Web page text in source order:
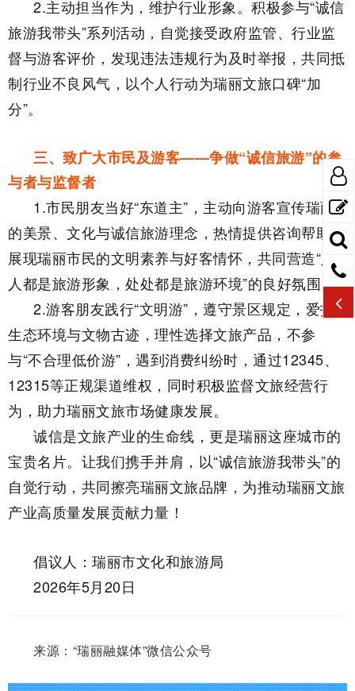
2.主动担当作为，维护行业形象。积极参与“诚信
旅游我带头”系列活动，自觉接受政府监管、行业监
督与游客评价，发现违法违规行为及时举报，共同抵
制行业不良风气，以个人行动为瑞丽文旅口碑“加
分”。
三、致广大市民及游客——争做“诚信旅游”的参
与者与监督者
1.市民朋友当好“东道主”，主动向游客宣传瑞丽
的美景、文化与诚信旅游理念，热情提供咨询帮助，
展现瑞丽市民的文明素养与好客情怀，共同营造“人
人都是旅游形象，处处都是旅游环境”的良好氛围。
2.游客朋友践行“文明游”，遵守景区规定，爱护
生态环境与文物古迹，理性选择文旅产品，不参
与“不合理低价游”，遇到消费纠纷时，通过12345、
12315等正规渠道维权，同时积极监督文旅经营行
为，助力瑞丽文旅市场健康发展。
诚信是文旅产业的生命线，更是瑞丽这座城市的
宝贵名片。让我们携手并肩，以“诚信旅游我带头”的
自觉行动，共同擦亮瑞丽文旅品牌，为推动瑞丽文旅
产业高质量发展贡献力量！
倡议人：瑞丽市文化和旅游局
2026年5月20日
来源：“瑞丽融媒体”微信公众号